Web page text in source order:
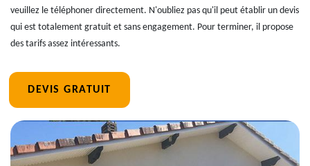
veuillez le téléphoner directement. N'oubliez pas qu'il peut établir un devis
qui est totalement gratuit et sans engagement. Pour terminer, il propose
des tarifs assez intéressants.
DEVIS GRATUIT